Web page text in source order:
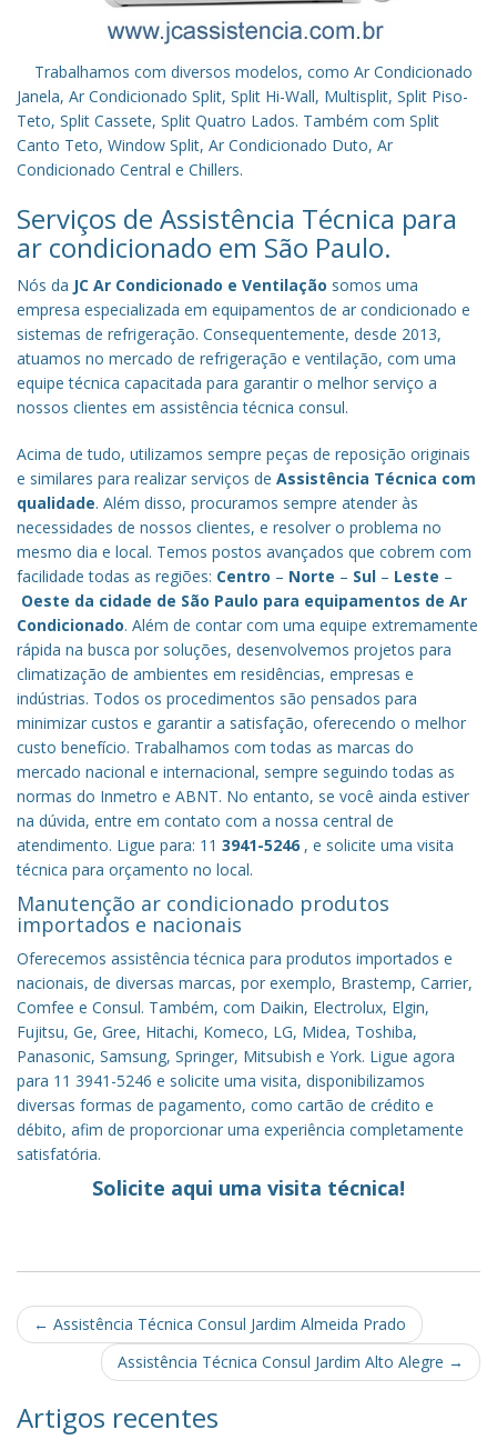
Trabalhamos com diversos modelos, como Ar Condicionado
Janela, Ar Condicionado Split, Split Hi-Wall, Multisplit, Split Piso-
Teto, Split Cassete, Split Quatro Lados. Também com Split
Canto Teto, Window Split, Ar Condicionado Duto, Ar
Condicionado Central e Chillers.
Serviços de Assistência Técnica para
ar condicionado em São Paulo.
Nós da JC Ar Condicionado e Ventilação somos uma
empresa especializada em equipamentos de ar condicionado e
sistemas de refrigeração. Consequentemente, desde 2013,
atuamos no mercado de refrigeração e ventilação, com uma
equipe técnica capacitada para garantir o melhor serviço a
nossos clientes em assistência técnica consul.
Acima de tudo, utilizamos sempre peças de reposição originais
e similares para realizar serviços de Assistência Técnica com
qualidade. Além disso, procuramos sempre atender às
necessidades de nossos clientes, e resolver o problema no
mesmo dia e local. Temos postos avançados que cobrem com
facilidade todas as regiões: Centro – Norte – Sul – Leste –
Oeste da cidade de São Paulo para equipamentos de Ar
Condicionado. Além de contar com uma equipe extremamente
rápida na busca por soluções, desenvolvemos projetos para
climatização de ambientes em residências, empresas e
indústrias. Todos os procedimentos são pensados para
minimizar custos e garantir a satisfação, oferecendo o melhor
custo benefício. Trabalhamos com todas as marcas do
mercado nacional e internacional, sempre seguindo todas as
normas do Inmetro e ABNT. No entanto, se você ainda estiver
na dúvida, entre em contato com a nossa central de
atendimento. Ligue para: 11 3941-5246 , e solicite uma visita
técnica para orçamento no local.
Manutenção ar condicionado produtos
importados e nacionais
Oferecemos assistência técnica para produtos importados e
nacionais, de diversas marcas, por exemplo, Brastemp, Carrier,
Comfee e Consul. Também, com Daikin, Electrolux, Elgin,
Fujitsu, Ge, Gree, Hitachi, Komeco, LG, Midea, Toshiba,
Panasonic, Samsung, Springer, Mitsubish e York. Ligue agora
para 11 3941-5246 e solicite uma visita, disponibilizamos
diversas formas de pagamento, como cartão de crédito e
débito, afim de proporcionar uma experiência completamente
satisfatória.
Solicite aqui uma visita técnica!
Post
navigation
← Assistência Técnica Consul Jardim Almeida Prado
Assistência Técnica Consul Jardim Alto Alegre →
Artigos recentes